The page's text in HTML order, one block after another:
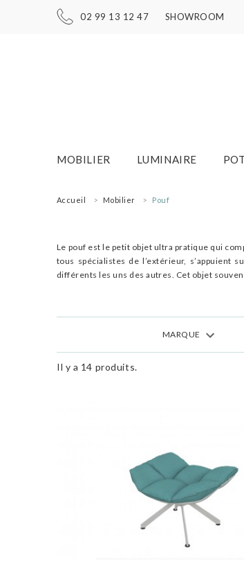
02 99 13 12 47 SHOWROOM
MOBILIER LUMINAIRE POT
Accueil Mobilier Pouf
Le pouf est le petit objet ultra pratique qui
tous spécialistes de l’extérieur, s’appuient
différents les uns des autres. Cet objet
MARQUE
Il y a 14 produits.